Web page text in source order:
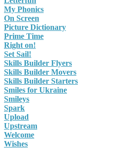
My Phonics
On Screen
Picture Dictionary
Prime Time
Right on!
Set Sail!
Skills Builder Flyers
Skills Builder Movers
Skills Builder Starters
Smiles for Ukraine
Smileys
Spark
Upload
Upstream
Welcome
Wishes